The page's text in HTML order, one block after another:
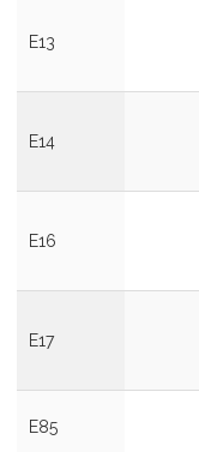
E13
E14
E16
E17
E85